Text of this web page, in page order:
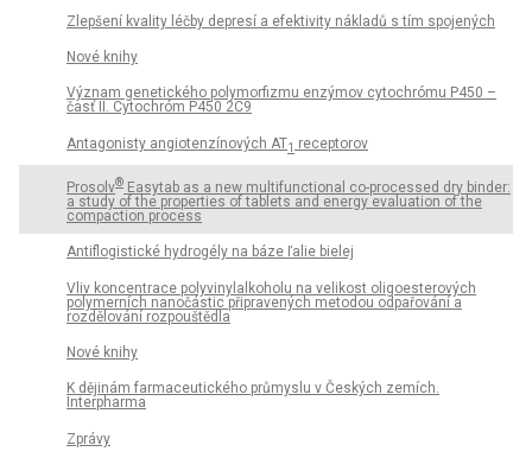
Zlepšení kvality léčby depresí a efektivity nákladů s tím spojených
Nové knihy
Význam genetického polymorfizmu enzýmov cytochrómu P450 –
časť II. Cytochróm P450 2C9
Antagonisty angiotenzínových AT1 receptorov
Prosolv® Easytab as a new multifunctional co-processed dry binder:
a study of the properties of tablets and energy evaluation of the
compaction process
Antiflogistické hydrogély na báze ľalie bielej
Vliv koncentrace polyvinylalkoholu na velikost oligoesterových
polymerních nanočástic připravených metodou odpařování a
rozdělování rozpouštědla
Nové knihy
K dějinám farmaceutického průmyslu v Českých zemích.
Interpharma
Zprávy